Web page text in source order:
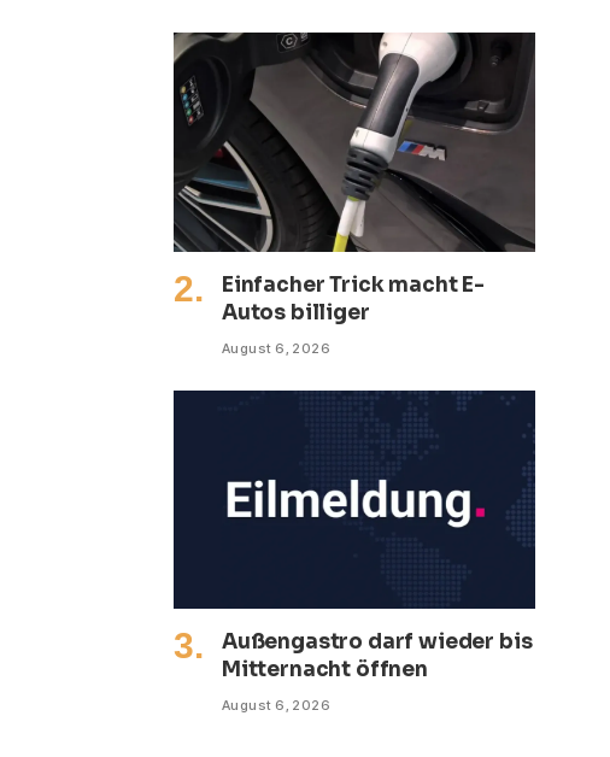
Einfacher Trick macht E-
Autos billiger
August 6, 2026
Außengastro darf wieder bis
Mitternacht öffnen
August 6, 2026